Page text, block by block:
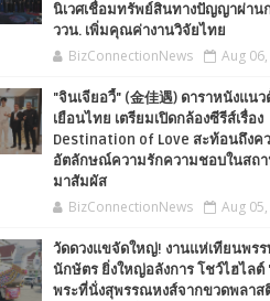
นิเวศเชื่อมทรัพย์สินทางปัญญาผ่าน
ววน. เพิ่มคุณค่างานวิจัยไทย
BizConnectionNews Aug
"จินเจียอวี้" (金佳遇) ดาราหนังแน
เยือนไทย เตรียมเปิดกล้องซีรีส์เรื่อง
Destination of Love สะท้อนถึงค
อัตลักษณ์ความรักความชอบในสถ
มาสัมผัส
BizConnectionNews Aug
วัดดวงแขจัดใหญ่! งานแห่เทียนพรร
นักษัตร ยิ่งใหญ่อลังการ โชว์ไฮไลต์
พระที่นั่งสุพรรณหงส์จากขวดพลาส